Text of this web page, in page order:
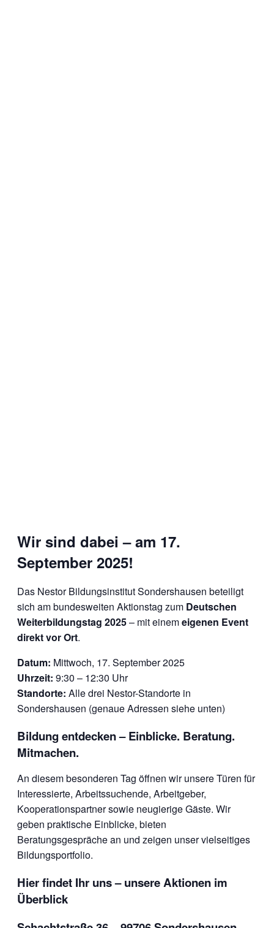
Wir sind dabei – am 17.
September 2025!
Das Nestor Bildungsinstitut Sondershausen beteiligt
sich am bundesweiten Aktionstag zum Deutschen
Weiterbildungstag 2025– mit einemeigenen Event
direkt vor Ort.
Datum: Mittwoch, 17. September 2025
Uhrzeit: 9:30 – 12:30 Uhr
Standorte: Alle drei Nestor-Standorte in
Sondershausen (genaue Adressen siehe unten)
Bildung entdecken – Einblicke. Beratung.
Mitmachen.
An diesem besonderen Tag öffnen wir unsere Türen für
Interessierte, Arbeitssuchende, Arbeitgeber,
Kooperationspartner sowie neugierige Gäste. Wir
geben praktische Einblicke, bieten
Beratungsgespräche an und zeigen unser vielseitiges
Bildungsportfolio.
Hier findet Ihr uns – unsere Aktionen im
Überblick